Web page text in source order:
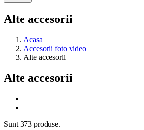
Alte accesorii
Acasa
Accesorii foto video
Alte accesorii
Filtre
Alte accesorii
Sunt 373 produse.